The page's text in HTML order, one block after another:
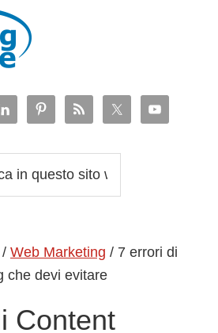
/ Web Marketing / 7 errori di
che devi evitare
Content